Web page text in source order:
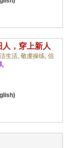
，穿上新人
生活, 敬虔操练, 信
,